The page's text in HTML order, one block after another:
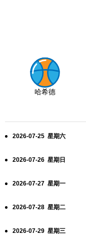
哈希德
2026-07-25 星期六
2026-07-26 星期日
2026-07-27 星期一
2026-07-28 星期二
2026-07-29 星期三